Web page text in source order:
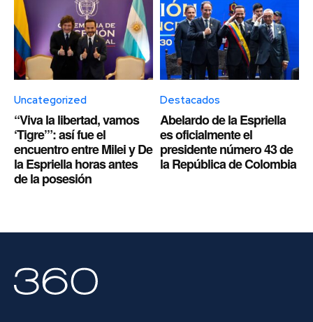
Uncategorized
“Viva la libertad, vamos
‘Tigre’”: así fue el
encuentro entre Milei y De
la Espriella horas antes
de la posesión
Destacados
Abelardo de la Espriella
es oficialmente el
presidente número 43 de
la República de Colombia